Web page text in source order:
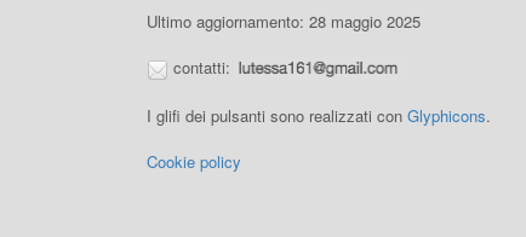
Ultimo aggiornamento: 28 maggio 2025
contatti:
I glifi dei pulsanti sono realizzati con Glyphicons.
Cookie policy